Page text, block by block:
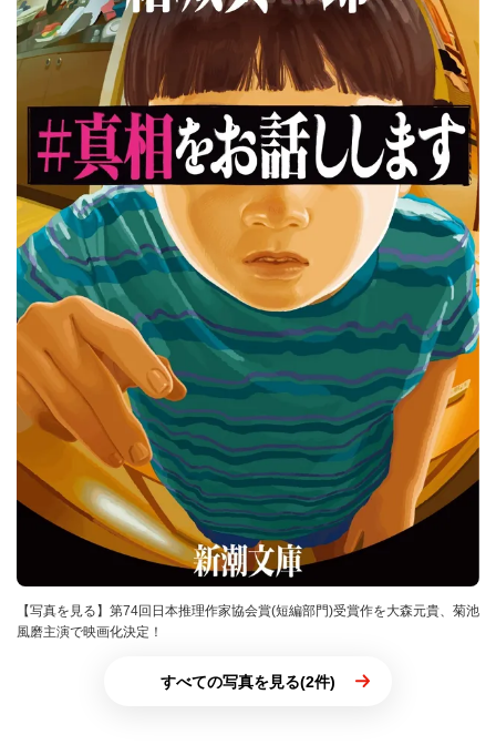
【写真を見る】第74回日本推理作家協会賞(短編部門)受賞作を大森元貴、菊池
風磨主演で映画化決定！
すべての写真を見る(2件)